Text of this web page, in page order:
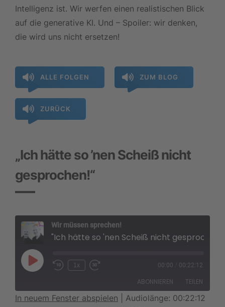
Intelligenz ist. Wir werfen einen realistischen Blick
auf die generative KI. Und – Spoiler: wir denken,
die wird uns nicht ersetzen!
ALLE FOLGEN ZUM BLOG
ZURÜCK
„Ich hätte so ’nen Scheiß nicht
gesprochen!“
Wir müssen sprechen!
"Ich hätte so 'nen Scheiß nicht gesprochen!"
1x 00:00 00:22:12
ABONNIEREN TEILEN
In neuem Fenster abspielen
Audiolänge: 00:22:12